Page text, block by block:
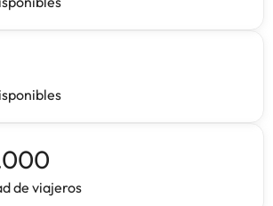
de viajeros